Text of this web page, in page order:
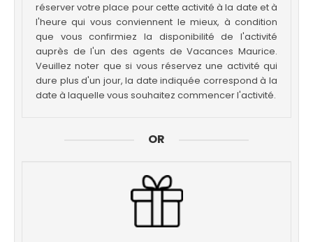
réserver votre place pour cette activité à la date et à
l'heure qui vous conviennent le mieux, à condition
que vous confirmiez la disponibilité de l'activité
auprès de l'un des agents de Vacances Maurice.
Veuillez noter que si vous réservez une activité qui
dure plus d'un jour, la date indiquée correspond à la
date à laquelle vous souhaitez commencer l'activité.
OR